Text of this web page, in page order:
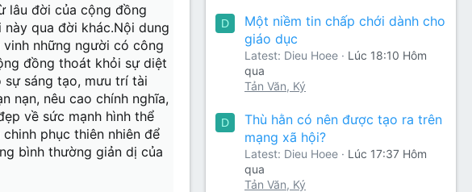
lâu đời của cộng đồng
qua đời khác.Nội dung
những người có công
đồng thoát khỏi sự diệt
sáng tạo, mưu trí tài
nạn, nêu cao chính nghĩa,
về sức mạnh hình thể
phục thiên nhiên để
bình thường giản dị của
D
Một niềm tin chấp chới dành cho
giáo dục
Latest: Dieu Hoee
Lúc 18:10 Hôm
qua
Tản Văn, Ký
D
Thù hằn có nên được tạo ra trên
mạng xã hội?
Latest: Dieu Hoee
Lúc 17:37 Hôm
qua
Tản Văn, Ký